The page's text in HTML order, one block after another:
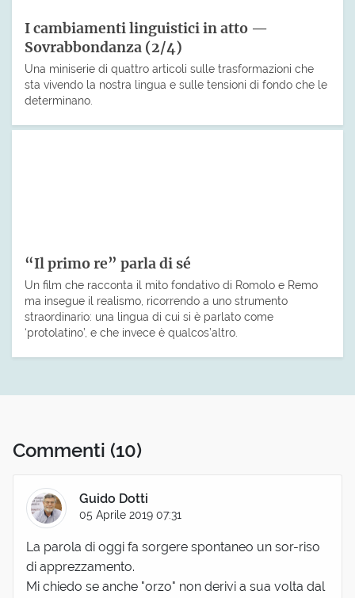
I cambiamenti linguistici in atto —
Sovrabbondanza (2/4)
Una miniserie di quattro articoli sulle trasformazioni che
sta vivendo la nostra lingua e sulle tensioni di fondo che le
determinano.
“Il primo re” parla di sé
Un film che racconta il mito fondativo di Romolo e Remo
ma insegue il realismo, ricorrendo a uno strumento
straordinario: una lingua di cui si è parlato come
‘protolatino’, e che invece è qualcos’altro.
Commenti (10)
Guido Dotti
05 Aprile 2019 07:31
La parola di oggi fa sorgere spontaneo un sor-riso
di apprezzamento.
Mi chiedo se anche "orzo" non derivi a sua volta dal